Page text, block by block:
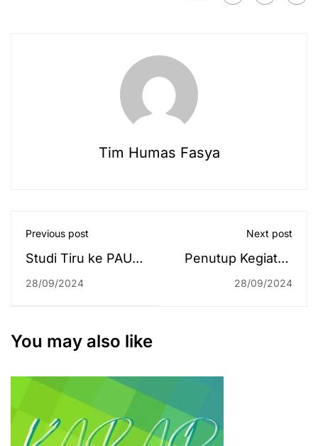
Tim Humas Fasya
Previous post
Studi Tiru ke PAUD
Terpadu Binaan
Tampung Penyang
Berkesempatan
Berinteraksi
Langsung dengan
Siswa
28/09/2024
Next post
Penutup Kegiatan
KKN Desa
28/09/2024
You may also like